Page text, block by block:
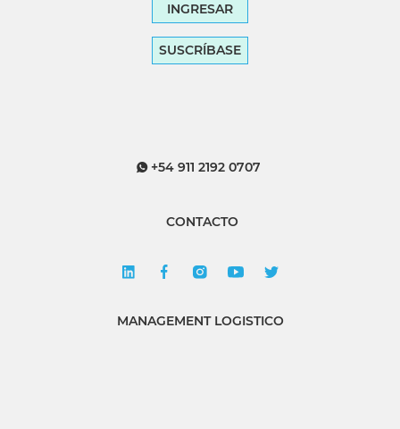
INGRESAR
SUSCRÍBASE
+54 911 2192 0707
CONTACTO
MANAGEMENT LOGISTICO